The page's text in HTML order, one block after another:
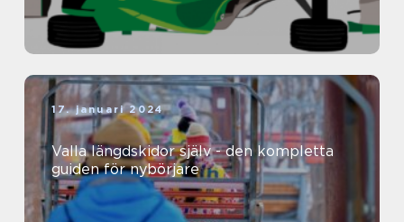
17. januari 2024
Valla längdskidor själv - den kompletta
guiden för nybörjare